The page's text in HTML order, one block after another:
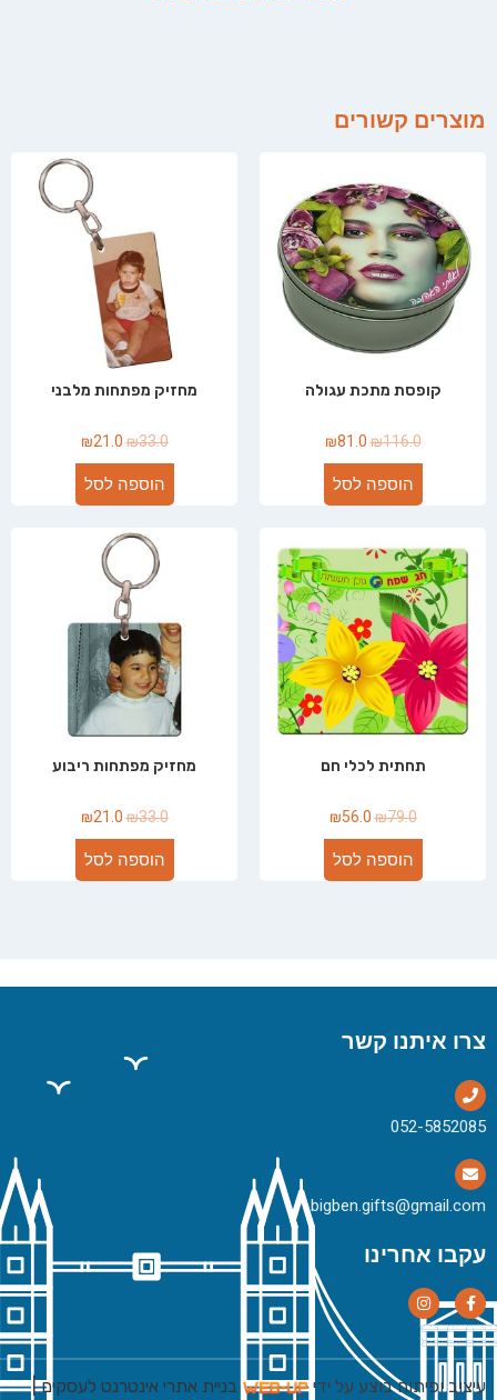
מוצרים קשורים
קופסת מתכת עגולה
₪116.0
₪81.0
הוספה לסל
מחזיק מפתחות מלבני
₪33.0
₪21.0
הוספה לסל
תחתית לכלי חם
₪79.0
₪56.0
הוספה לסל
מחזיק מפתחות ריבוע
₪33.0
₪21.0
הוספה לסל
צרו איתנו קשר
bigben.gifts@gmail.com
עקבו אחרינו
עיצוב ופיתוח בוצע על ידי בניית אתרי אינטרנט לעסקים|